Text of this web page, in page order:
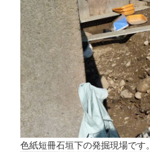
色紙短冊石垣下の発掘現場です。